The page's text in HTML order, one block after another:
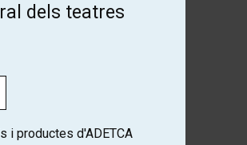
Tria
de Catalunya.
dels teatres
i productes d'ADETCA